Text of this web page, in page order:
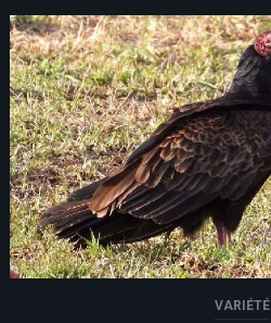
VARIÉTÉ